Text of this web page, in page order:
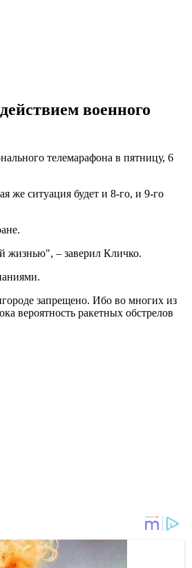
военного
телемарафона в пятницу, 6
же ситуация будет и 8-го, и 9-го
жизнью", – заверил Кличко.
запрещено. Ибо во многих из
вероятность ракетных обстрелов